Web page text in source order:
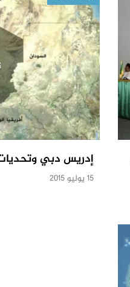
إدريس دبي وتحديات
15 يوليو 2015